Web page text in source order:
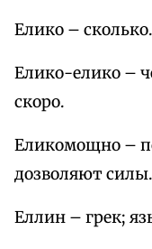
Елико – сколько.
Елико-елико –
скоро.
Еликомощно –
дозволяют силы.
Еллин – грек;